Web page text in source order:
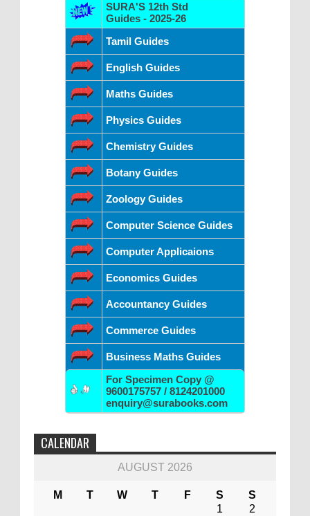
SURA'S 12th Std
Guides - 2025-26
Tamil Guides
English Guides
Maths Guides
Physics Guides
Chemistry Guides
Botany Guides
Zoology Guides
Computer Science Guides
Computer Applicaions
Economics Guides
Accountancy Guides
Commerce Guides
Business Maths Guides
For Specimen Copy @
9600175757 / 8124201000
enquiry@surabooks.com
CALENDAR
AUGUST 2026
M T W T F S
S
1
2